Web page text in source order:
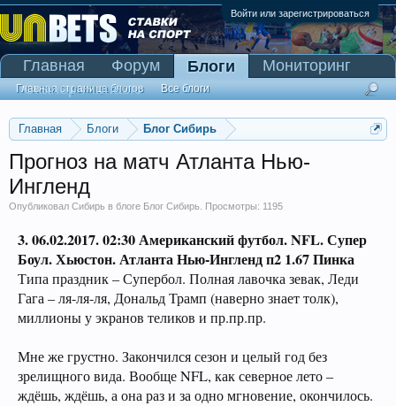
Войти или зарегистрироваться
Главная Блоги Блог Сибирь
Прогноз на матч Атланта Нью-
Ингленд
Опубликовал Сибирь в блоге Блог Сибирь . Просмотры: 1195
3. 06.02.2017. 02:30Американский футбол. NFL. Супер
Боул. Хьюстон. Атланта Нью-Ингленд п2 1.67 Пинка
Типа праздник – Супербол. Полная лавочка зевак, Леди
Гага – ля-ля-ля, Дональд Трамп (наверно знает толк),
миллионы у экранов теликов и пр.пр.пр.
Мне же грустно. Закончился сезон и целый год без
зрелищного вида. Вообще NFL, как северное лето –
ждёшь, ждёшь, а она раз и за одно мгновение, окончилось.
Главная Форум Блоги
Главная страница блогов Все блоги
Мониторинг
Сканер Pinnacle